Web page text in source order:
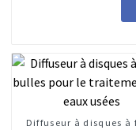
Diffuseur à disques à